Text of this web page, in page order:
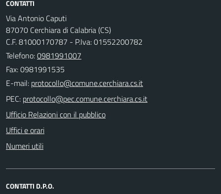
CONTATTI
Via Antonio Caputi
87070 Cerchiara di Calabria (CS)
C.F. 81000170787 - P.Iva: 01552200782
Telefono:0981991007
Fax: 0981991535
E-mail:
PEC:
Ufficio Relazioni con il pubblico
Uffici e orari
Numeri utili
CONTATTI D.P.O.